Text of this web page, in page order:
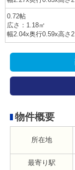
0.72帖
広さ：1.18㎡
幅2.04x奥行0.59x高さ2
物件概要
所在地
最寄り駅